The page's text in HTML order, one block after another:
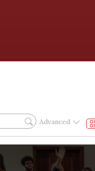
Advanced